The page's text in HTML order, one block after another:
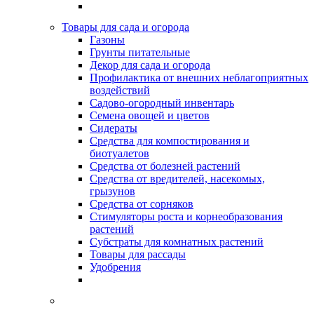
Товары для сада и огорода
Газоны
Грунты питательные
Декор для сада и огорода
Профилактика от внешних неблагоприятных
воздействий
Садово-огородный инвентарь
Семена овощей и цветов
Сидераты
Средства для компостирования и
биотуалетов
Средства от болезней растений
Средства от вредителей, насекомых,
грызунов
Средства от сорняков
Стимуляторы роста и корнеобразования
растений
Субстраты для комнатных растений
Товары для рассады
Удобрения